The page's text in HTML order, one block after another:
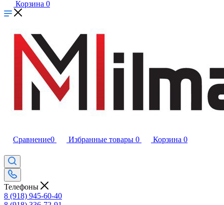
Корзина 0
Сравнение0 Избранные товары 0 Корзина 0
Телефоны
8 (918) 945-60-40